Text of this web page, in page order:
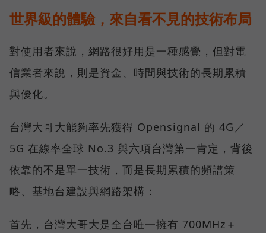
世界級的體驗，來自看不見的技術布局
對使用者來說，網路很好用是一種感覺，但對電
信業者來說，則是資金、時間與技術的長期累積
與優化。
台灣大哥大能夠率先獲得 Opensignal 的 4G／
5G 在線率全球 No.3 與六項台灣第一肯定，背後
依靠的不是單一技術，而是長期累積的頻譜策
略、基地台建設與網路架構：
首先，台灣大哥大是全台唯一擁有 700MHz＋